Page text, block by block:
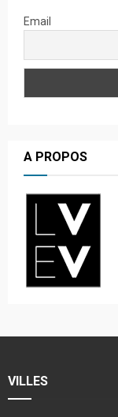
Email
A PROPOS
VILLES